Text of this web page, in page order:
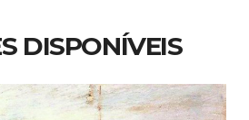
DISPONÍVEIS